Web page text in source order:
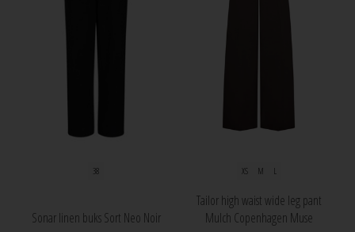
38
Sonar linen buks Sort Neo Noir
XS M L
Tailor high waist wide leg pant
Mulch Copenhagen Muse